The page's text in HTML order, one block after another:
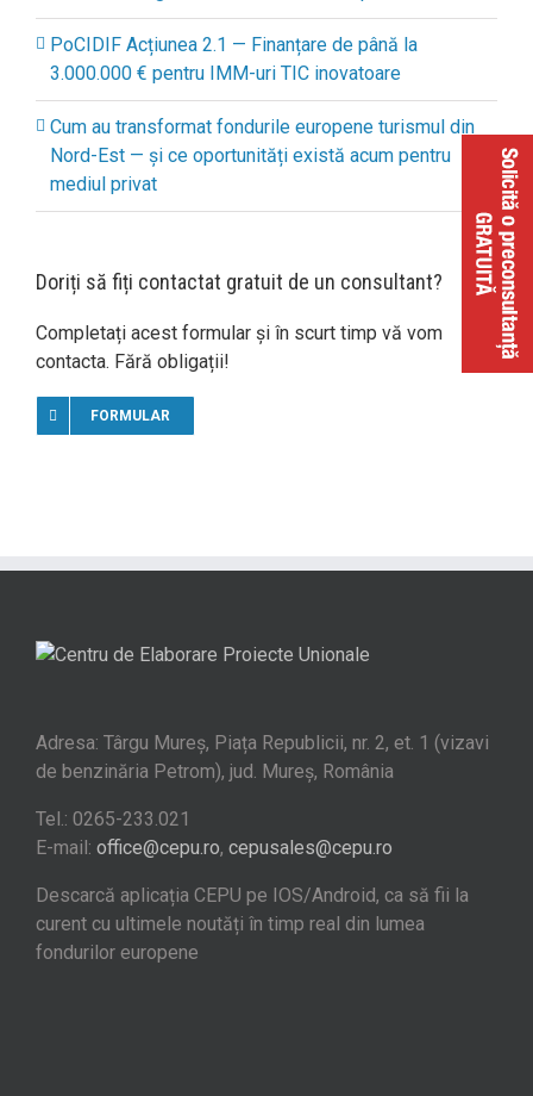
PoCIDIF Acțiunea 2.1 — Finanțare de până la
3.000.000 € pentru IMM-uri TIC inovatoare
Cum au transformat fondurile europene turismul din
Nord-Est — și ce oportunități există acum pentru
mediul privat
Doriți să fiți contactat gratuit de un consultant?
Completați acest formular și în scurt timp vă vom
contacta. Fără obligații!
FORMULAR
Adresa: Târgu Mureș, Piața Republicii, nr. 2, et. 1 (vizavi
de benzinăria Petrom), jud. Mureș, România
Tel.: 0265-233.021
E-mail: office@cepu.ro, cepusales@cepu.ro
Descarcă aplicația CEPU pe IOS/Android, ca să fii la
curent cu ultimele noutăți în timp real din lumea
fondurilor europene